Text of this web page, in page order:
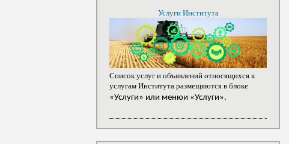
Услуги Института
Список услуг и объявлений относящихся к
услугам Института размещяются в блоке
«Услуги» или менюи «Услуги».